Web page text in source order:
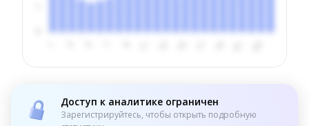
Доступ к аналитике ограничен
Зарегистрируйтесь, чтобы открыть подробную